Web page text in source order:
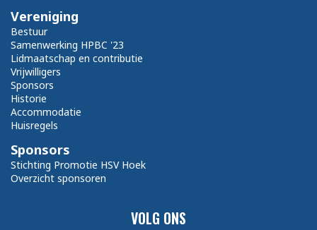
VOLG ONS
Vereniging
Bestuur
Samenwerking HPBC '23
Lidmaatschap en contributie
Vrijwilligers
Sponsors
Historie
Accommodatie
Huisregels
Sponsors
Stichting Promotie HSV Hoek
Overzicht sponsoren